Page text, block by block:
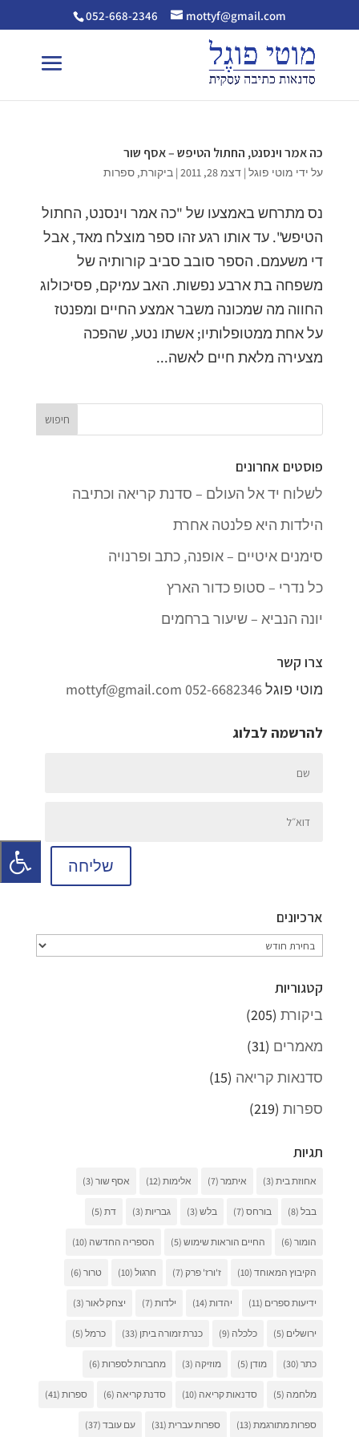
052-668-2346 mottyf@gmail.com
כה אמר וינסנט, החתול הטיפש – אסף שור
על ידי מוטי פוגל| דצמ 28, 2011 | ביקורת, ספרות
נס מתרחש באמצעו של "כה אמר וינסנט, החתול
הטיפש". עד אותו רגע זהו ספר מוצלח מאד, אבל
די משעמם. הספר סובב סביב קורותיה של
משפחה בת ארבע נפשות. האב עמיקם, פסיכולוג
החווה מה שמכונה משבר אמצע החיים ומפנטז
על אחת ממטופלותיו; אשתו נטע, שהפכה
מצעירה מלאת חיים לאשה...
פוסטים אחרונים
לשלוח יד אל העולם – סדנת קריאה וכתיבה
הילדות היא פלנטה אחרת
סימנים איטיים – אופנה, כתב ופרנויה
כל נדרי – סטופ כדור הארץ
יונה הנביא – שיעור ברחמים
צרו קשר
מוטי פוגל052-6682346
mottyf@gmail.com
להרשמה לבלוג
שליחה
ארכיונים
ארכיונים
קטגוריות
ביקורת(205)
מאמרים (31)
סדנאות קריאה (15)
ספרות(219)
תגיות
אחוזת בית(3) איתמר(7) אלימות(12) אסף שור(3)
בבל(8) בורחס(7) בלש(3) גבריות(3) דת(5)
הומור(6) החיים הוראות שימוש(5) הספריה החדשה (10)
הקיבוץ המאוחד(10) ז'ורז' פרק(7) חרגול(10) טרור(6)
ידיעות ספרים (11) יהדות(14) ילדות(7) יצחק לאור(3)
ירושלים (5) כלכלה (9) כנרת זמורה ביתן (33) כרמל(5)
כתר(30) מודן (5) מוזיקה (3) מחברות לספרות(6)
מלחמה (5) סדנאות קריאה (10) סדנת קריאה (6) ספרות(41)
ספרות מתורגמת(13) ספרות עברית(31) עם עובד(37)